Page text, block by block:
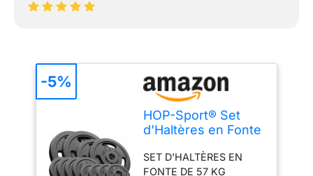
HOP-Sport® Set
d'Haltères en Fonte
Ensemble de
SET D'HALTÈRES EN
FONTE DE 57 KG
-5%